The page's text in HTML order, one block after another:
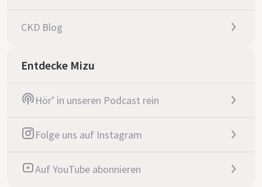
CKD Blog
Entdecke Mizu
Hör’ in unseren Podcast rein
Folge uns auf Instagram
Auf YouTube abonnieren